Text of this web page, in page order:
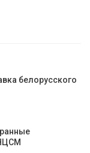
белорусского